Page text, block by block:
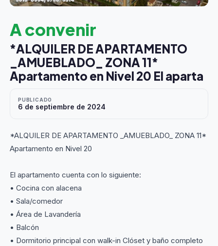
A convenir
*ALQUILER DE APARTAMENTO
_AMUEBLADO_ ZONA 11*
Apartamento en Nivel 20 El aparta
PUBLICADO
6 de septiembre de 2024
*ALQUILER DE APARTAMENTO _AMUEBLADO_ ZONA 11*
Apartamento en Nivel 20
El apartamento cuenta con lo siguiente:
• Cocina con alacena
• Sala/comedor
• Área de Lavandería
• Balcón
• Dormitorio principal con walk-in Clóset y baño completo